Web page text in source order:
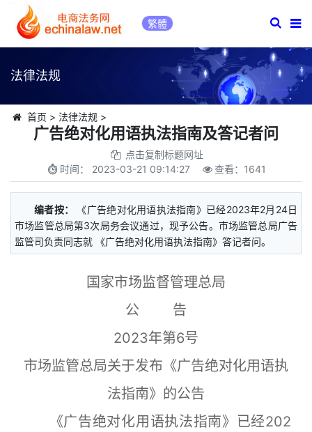
繁體
法律法规
首页 > 法律法规 >
广告绝对化用语执法指南及答记者问
点击复制标题网址
时间： 2023-03-21 09:14:27 查看： 1641
编者按：
《广告绝对化用语执法指南》已经2023年2月24日
市场监管总局第3次局务会议通过，现予公告。市场监管总局广告
监管司负责同志就 《广告绝对化用语执法指南》答记者问。
国家市场监督管理总局
公 告
2023年第6号
市场监管总局关于发布《广告绝对化用语执
法指南》的公告
《广告绝对化用语执法指南》已经202